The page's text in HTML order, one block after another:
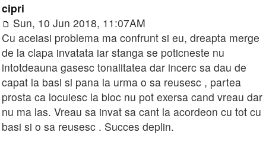
cipri
Sun, 10 Jun 2018, 11:07AM
Cu aceiasi problema ma confrunt si eu, dreapta merge
de la clapa invatata iar stanga se poticneste nu
intotdeauna gasesc tonalitatea dar incerc sa dau de
capat la basi si pana la urma o sa reusesc , partea
prosta ca locuiesc la bloc nu pot exersa cand vreau dar
nu ma las. Vreau sa invat sa cant la acordeon cu tot cu
basi si o sa reusesc . Succes deplin.